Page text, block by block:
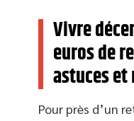
Vivre
euros de
astuces
Pour près d’un